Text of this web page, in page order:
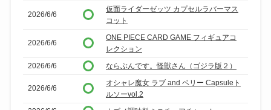
2026/6/6
仮面ライダーゼッツ カプセルラバーマス
コット
2026/6/6
ONE PIECE CARD GAME フィギュアコ
レクション
2026/6/6
ならぶんです。怪獣さん（ゴジラ版２）
2026/6/6
オシャレ魔女 ラブ and ベリー Capsuleト
ルソーvol.2